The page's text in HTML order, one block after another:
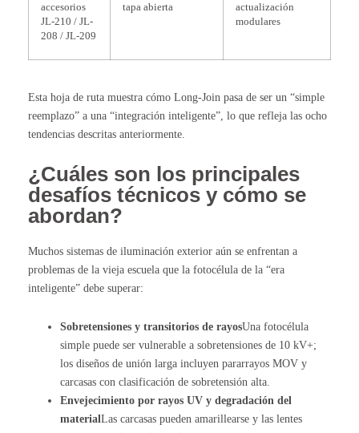
accesorios
JL-210 / JL-
208 / JL-209
tapa abierta
actualización
modulares
Esta hoja de ruta muestra cómo Long-Join pasa de ser un “simple
reemplazo” a una “integración inteligente”, lo que refleja las ocho
tendencias descritas anteriormente.
¿Cuáles son los principales
desafíos técnicos y cómo se
abordan?
Muchos sistemas de iluminación exterior aún se enfrentan a
problemas de la vieja escuela que la fotocélula de la “era
inteligente” debe superar:
Sobretensiones y transitorios de rayosUna fotocélula
simple puede ser vulnerable a sobretensiones de 10 kV+;
los diseños de unión larga incluyen pararrayos MOV y
carcasas con clasificación de sobretensión alta.
Envejecimiento por rayos UV y degradación del
materialLas carcasas pueden amarillearse y las lentes